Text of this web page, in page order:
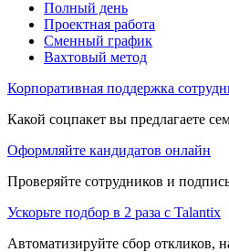
Полный день
Проектная работа
Сменный график
Вахтовый метод
Корпоративная поддержка
Какой соцпакет вы предлагаете
Оформляйте кандидатов онлайн
Проверяйте сотрудников и
Ускорьте подбор в 2 раза с Talantix
Автоматизируйте сбор откликов,